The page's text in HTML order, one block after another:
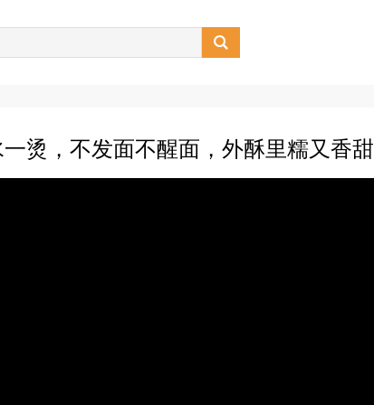

烫，不发面不醒面，外酥里糯又香甜